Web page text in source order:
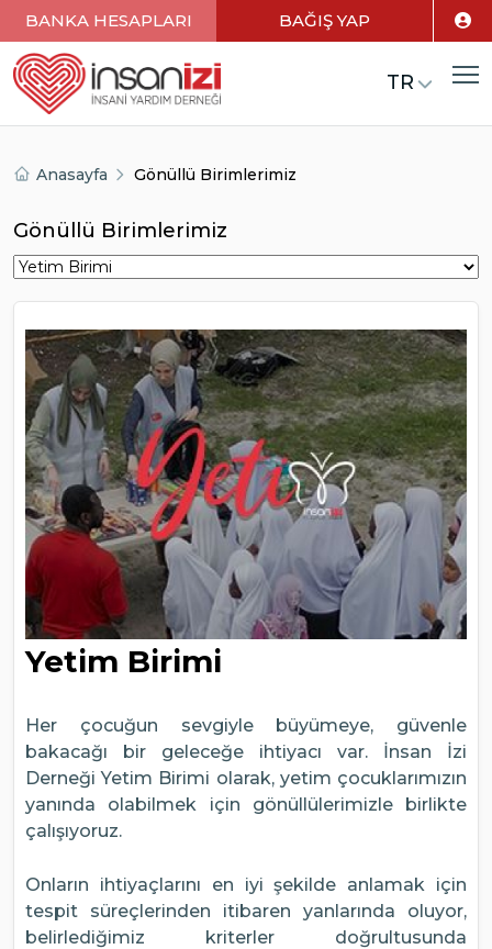
BANKA HESAPLARI BAĞIŞ YAP
TR
Anasayfa Gönüllü Birimlerimiz
Gönüllü Birimlerimiz
Yetim Birimi
Her çocuğun sevgiyle büyümeye, güvenle
bakacağı bir geleceğe ihtiyacı var. İnsan İzi
Derneği Yetim Birimi olarak, yetim çocuklarımızın
yanında olabilmek için gönüllülerimizle birlikte
çalışıyoruz.
Onların ihtiyaçlarını en iyi şekilde anlamak için
tespit süreçlerinden itibaren yanlarında oluyor,
belirlediğimiz kriterler doğrultusunda